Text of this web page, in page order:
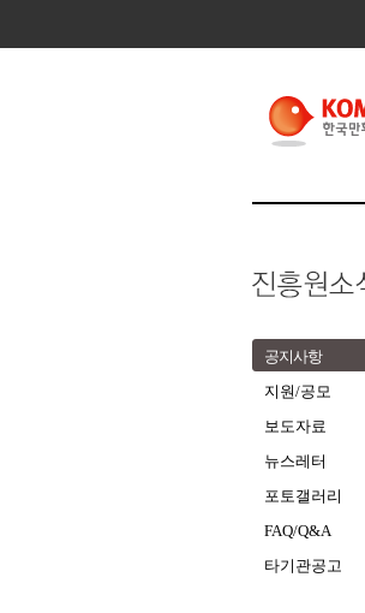
공지사항
지원/공모
보도자료
뉴스레터
포토갤러리
FAQ/Q&A
타기관공고